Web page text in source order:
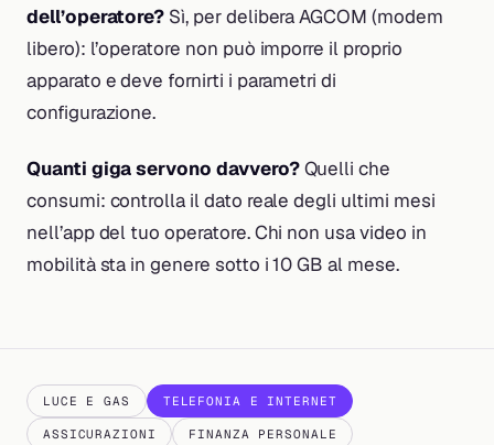
dell’operatore? Sì, per delibera AGCOM (modem
libero): l’operatore non può imporre il proprio
apparato e deve fornirti i parametri di
configurazione.
Quanti giga servono davvero?Quelli che
consumi: controlla il dato reale degli ultimi mesi
nell’app del tuo operatore. Chi non usa video in
mobilità sta in genere sotto i 10 GB al mese.
LUCE E GAS TELEFONIA E INTERNET
ASSICURAZIONI FINANZA PERSONALE